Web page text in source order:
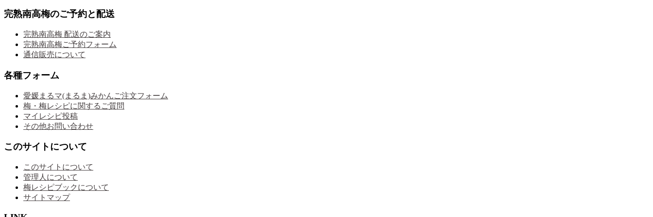
完熟南高梅のご予約と配送
完熟南高梅 配送のご案内
完熟南高梅ご予約フォーム
通信販売について
各種フォーム
愛媛まるマ(まるま)みかんご注文フォーム
梅・梅レシピに関するご質問
マイレシピ投稿
その他お問い合わせ
このサイトについて
このサイトについて
管理人について
梅レシピブックについて
サイトマップ